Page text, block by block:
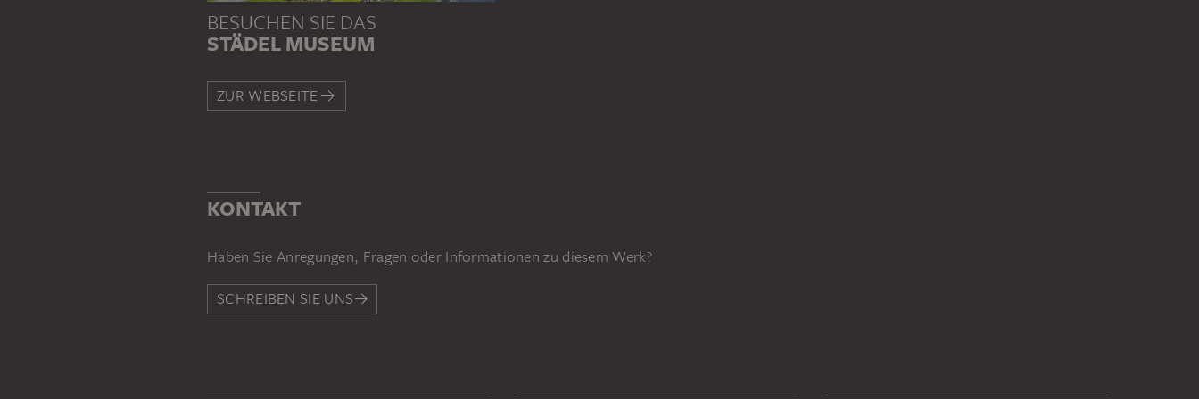
BESUCHEN SIE DAS
STÄDEL MUSEUM
ZUR WEBSEITE
KONTAKT
Haben Sie Anregungen, Fragen oder Informationen zu diesem Werk?
SCHREIBEN SIE UNS